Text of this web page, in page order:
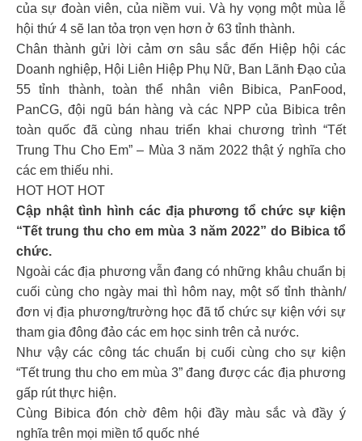
của sự đoàn viên, của niềm vui. Và hy vọng một mùa lễ
hội thứ 4 sẽ lan tỏa trọn vẹn hơn ở 63 tỉnh thành.
Chân thành gửi lời cảm ơn sâu sắc đến Hiệp hội các
Doanh nghiệp, Hội Liên Hiệp Phụ Nữ, Ban Lãnh Đạo của
55 tỉnh thành, toàn thể nhân viên Bibica, PanFood,
PanCG, đội ngũ bán hàng và các NPP của Bibica trên
toàn quốc đã cùng nhau triển khai chương trình “Tết
Trung Thu Cho Em” – Mùa 3 năm 2022 thật ý nghĩa cho
các em thiếu nhi.
HOT HOT HOT
Cập nhật tình hình các địa phương tổ chức sự kiện
“Tết trung thu cho em mùa 3 năm 2022” do Bibica tổ
chức.
Ngoài các địa phương vẫn đang có những khâu chuẩn bị
cuối cùng cho ngày mai thì hôm nay, một số tỉnh thành/
đơn vị địa phương/trường học đã tổ chức sự kiện với sự
tham gia đông đảo các em học sinh trên cả nước.
Như vậy các công tác chuẩn bị cuối cùng cho sự kiện
“Tết trung thu cho em mùa 3” đang được các địa phương
gấp rút thực hiện.
Cùng Bibica đón chờ đêm hội đầy màu sắc và đầy ý
nghĩa trên mọi miền tổ quốc nhé